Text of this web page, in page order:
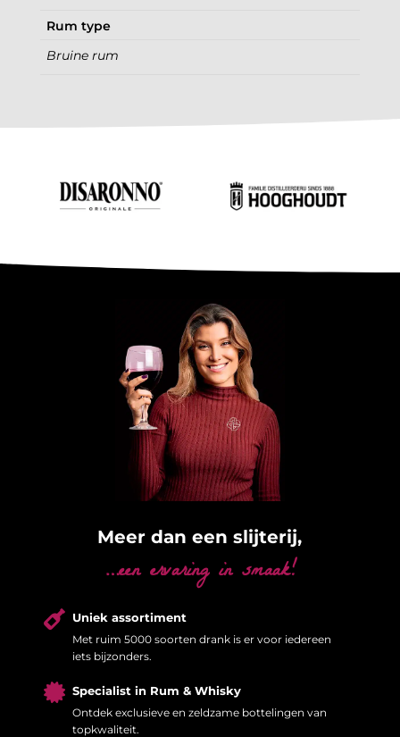
Rum type
Bruine rum
Meer dan een slijterij,
…een ervaring in smaak!
 Uniek assortiment
Met ruim 5000 soorten drank is er voor iedereen
iets bijzonders.
 Specialist in Rum & Whisky
Ontdek exclusieve en zeldzame bottelingen van
topkwaliteit.